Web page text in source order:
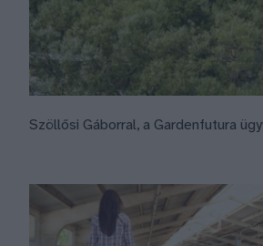
Szöllősi Gáborral, a Gardenfutura